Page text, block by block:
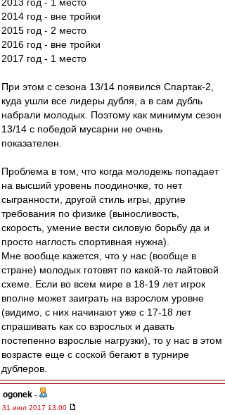
2014 год - вне тройки
2015 год - 2 место
2016 год - вне тройки
2017 год - 1 место
При этом с сезона 13/14 появился Спартак-2,
куда ушли все лидеры дубля, а в сам дубль
набрали молодых. Поэтому как минимум сезон
13/14 с победой мусарни не очень
показателен.
Проблема в том, что когда молодежь попадает
на высший уровень поодиночке, то нет
сыгранности, другой стиль игры, другие
требования по физике (выносливость,
скорость, умение вести силовую борьбу да и
просто наглость спортивная нужна).
Мне вообще кажется, что у нас (вообще в
стране) молодых готовят по какой-то лайтовой
схеме. Если во всем мире в 18-19 лет игрок
вполне может заиграть на взрослом уровне
(видимо, с них начинают уже с 17-18 лет
спрашивать как со взрослых и давать
постепенно взрослые нагрузки), то у нас в этом
возрасте еще с соской бегают в турнире
дублеров.
ogonek -
31 июл 2017 13:00